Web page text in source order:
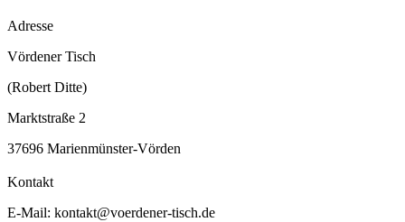
Adresse
Vördener Tisch
(Robert Ditte)
Marktstraße 2
37696 Marienmünster-Vörden
Kontakt
E-Mail: kontakt@voerdener-tisch.de